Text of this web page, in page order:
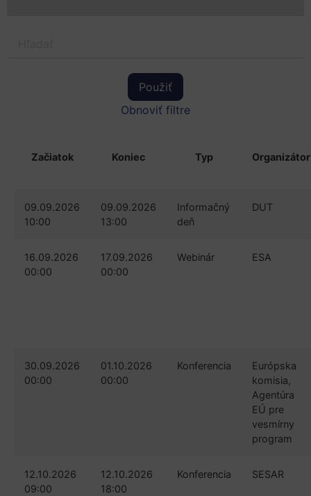
Obnoviť filtre
Začiatok Koniec Typ Organizátor
09.09.2026
10:00
09.09.2026
13:00
Informačný
deň
DUT
16.09.2026
00:00
17.09.2026
00:00
Webinár ESA
30.09.2026
00:00
01.10.2026
00:00
Konferencia
Európska
komisia,
Agentúra
EÚ pre
vesmírny
program
12.10.2026
09:00
12.10.2026
18:00
Konferencia SESAR